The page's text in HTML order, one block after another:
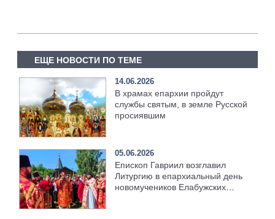
ЕЩЕ НОВОСТИ ПО ТЕМЕ
14.06.2026
В храмах епархии пройдут
службы святым, в земле Русской
просиявшим
05.06.2026
Епископ Гавриил возглавил
Литургию в епархиальный день
новомучеников Елабужских